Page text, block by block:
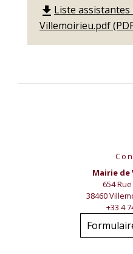
file_download Liste
Villemoirieu.pdf
Mairie de
654
38460
+33 4